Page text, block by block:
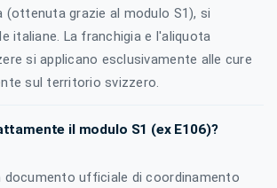
(ottenuta grazie al modulo S1), si
italiane. La franchigia e l'aliquota
si applicano esclusivamente alle cure
sul territorio svizzero.
il modulo S1 (ex E106)?
documento ufficiale di coordinamento